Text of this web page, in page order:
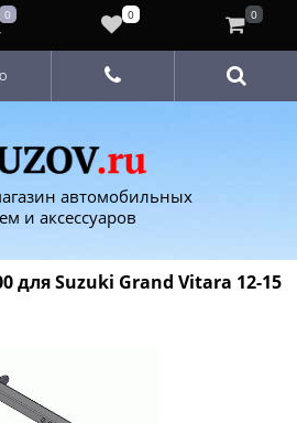
автомобильных
и аксессуаров
для Suzuki Grand Vitara 12-15
0 0 0